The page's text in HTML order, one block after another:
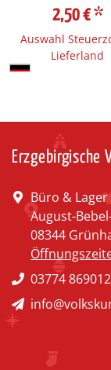
2,50 €*
Auswahl
Lieferland
Erzgebirgische
Büro & Lager
August-
08344
03774